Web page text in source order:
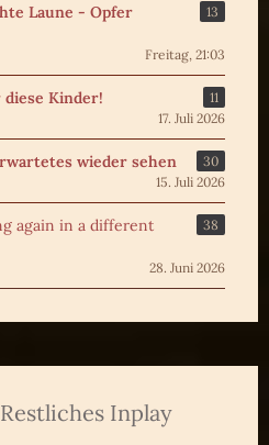
Laune - Opfer
13
Freitag, 21:03
diese Kinder!
11
17. Juli 2026
wieder sehen
30
15. Juli 2026
again in a different
38
28. Juni 2026
Inplay